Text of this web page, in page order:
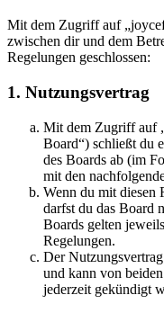
Mit dem Zugriff auf
zwischen dir und dem
Regelungen geschlossen:
1. Nutzungsvertrag
Mit dem Zugriff auf
Board“) schließt du
des Boards ab (im
mit den
Wenn du mit diesen
darfst du das Board
Boards gelten
Regelungen.
Der
und kann von
jederzeit gekündigt